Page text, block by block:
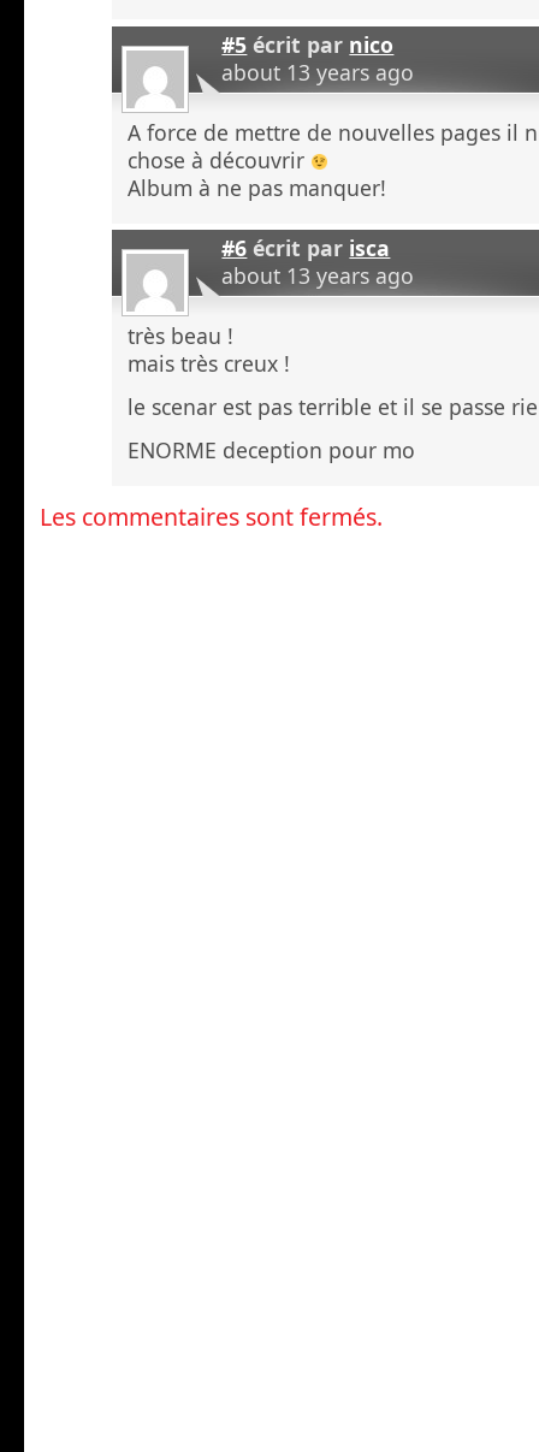
#5 écrit par nico
about 13 years ago
A force de mettre de nouvelles pages il
chose à découvrir
Album à ne pas manquer!
#6 écrit par isca
about 13 years ago
très beau !
mais très creux !
le scenar est pas terrible et il se passe
ENORME deception pour mo
Les commentaires sont fermés.